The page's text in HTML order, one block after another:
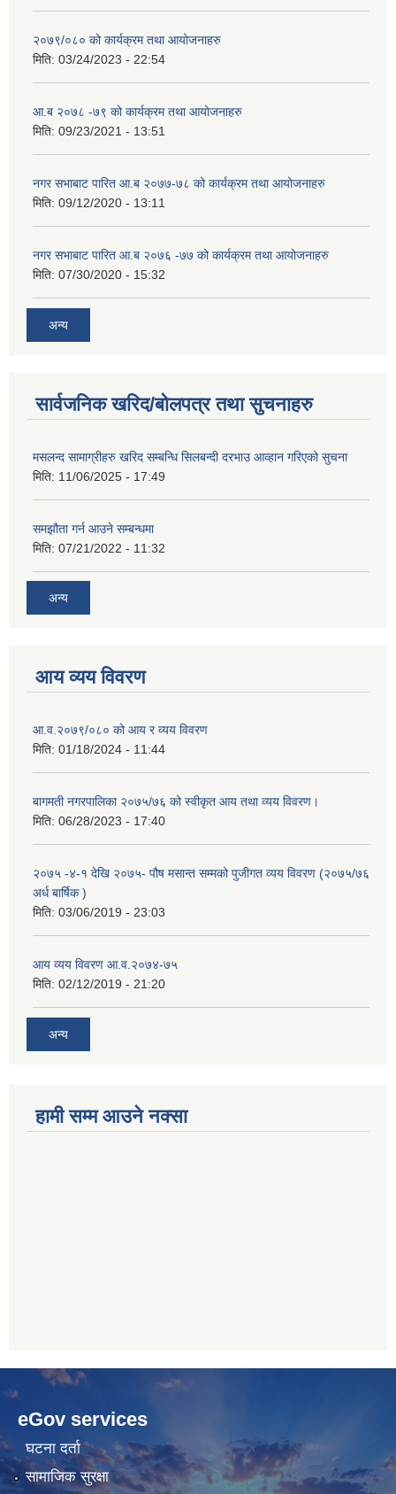
२०७९/०८० को कार्यक्रम तथा आयोजनाहरु
मिति: 03/24/2023 - 22:54
आ.ब २०७८ -७९ को कार्यक्रम तथा आयोजनाहरु
मिति: 09/23/2021 - 13:51
नगर सभाबाट पारित आ.ब २०७७-७८ को कार्यक्रम तथा आयोजनाहरु
मिति: 09/12/2020 - 13:11
नगर सभाबाट पारित आ.ब २०७६ -७७ को कार्यक्रम तथा आयोजनाहरु
मिति: 07/30/2020 - 15:32
अन्य
सार्वजनिक खरिद/बोलपत्र तथा सुचनाहरु
मसलन्द सामाग्रीहरु खरिद सम्बन्धि सिलबन्दी दरभाउ आव्हान गरिएको सुचना
मिति: 11/06/2025 - 17:49
समझौता गर्न आउने सम्बन्धमा
मिति: 07/21/2022 - 11:32
अन्य
आय व्यय विवरण
आ.व.२०७९/०८० को आय र व्यय विवरण
मिति: 01/18/2024 - 11:44
बागमती नगरपालिका २०७५/७६ को स्वीकृत आय तथा व्यय विवरण।
मिति: 06/28/2023 - 17:40
२०७५ -४-१ देखि २०७५- पौष मसान्त सम्मको पुजीगत व्यय विवरण (२०७५/७६
अर्ध बार्षिक )
मिति: 03/06/2019 - 23:03
आय व्यय विवरण आ.व.२०७४-७५
मिति: 02/12/2019 - 21:20
अन्य
हामी सम्म आउने नक्सा
betwild
cratosroyalbet
bahis
siteleri
hdasianporns.net
lunadark.org
bahis
siteleri
eGov services
घटना दर्ता
सामाजिक सुरक्षा